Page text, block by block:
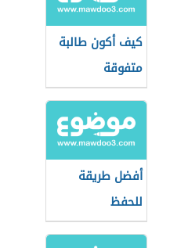
كيف أكون طالبة
متفوقة
أفضل طريقة
للحفظ